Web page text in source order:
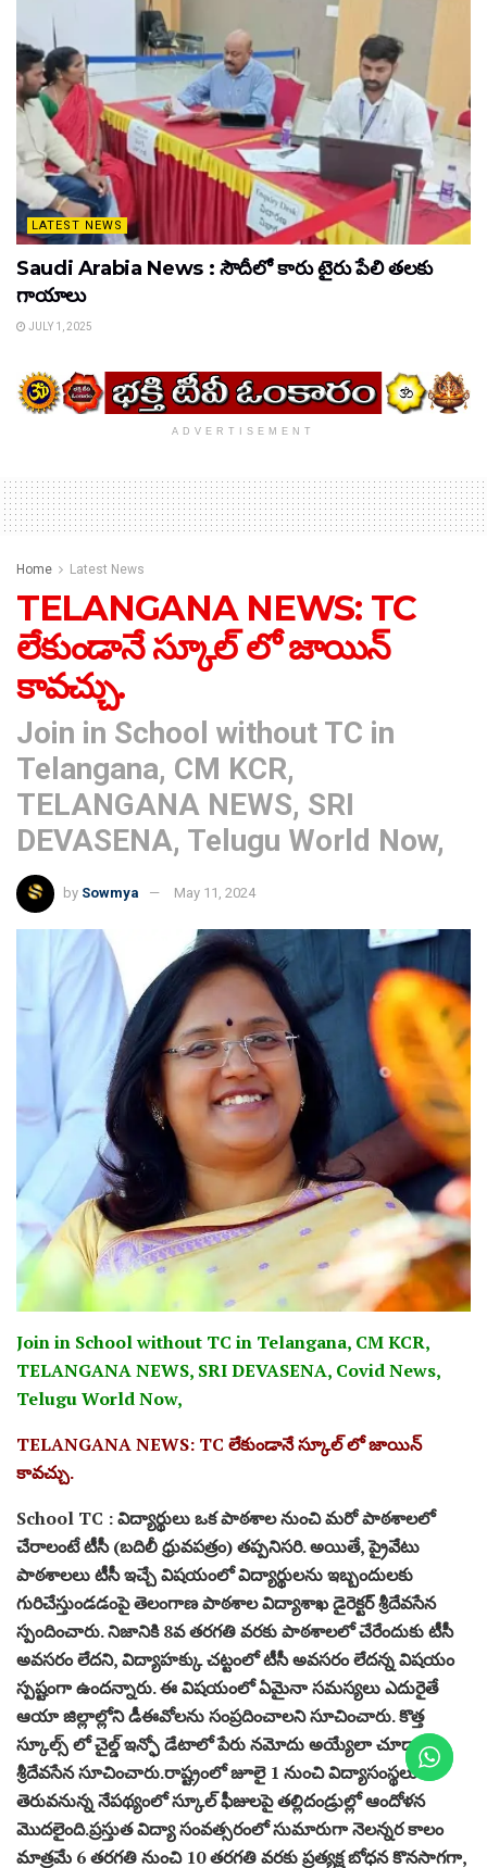
LATEST NEWS
Saudi Arabia News : సౌదీలో కారు టైరు పేలి తలకు
గాయాలు
JULY 1, 2025
ADVERTISEMENT
Home Latest News
TELANGANA NEWS: TC
లేకుండానే స్కూల్ లో జాయిన్
కావచ్చు.
Join in School without TC in
Telangana, CM KCR,
TELANGANA NEWS, SRI
DEVASENA, Telugu World Now,
by Sowmya May 11, 2024
Join in School without TC in Telangana, CM KCR,
TELANGANA NEWS, SRI DEVASENA, Covid News,
Telugu World Now,
TELANGANA NEWS: TC లేకుండానే స్కూల్ లో జాయిన్
కావచ్చు.
School TC : విద్యార్థులు ఒక పాఠశాల నుంచి మరో పాఠశాలలో
చేరాలంటే టీసీ (బదిలీ ధ్రువపత్రం) తప్పనిసరి. అయితే, ప్రైవేటు
పాఠశాలలు టీసీ ఇచ్చే విషయంలో విద్యార్థులను ఇబ్బందులకు
గురిచేస్తుండడంపై తెలంగాణ పాఠశాల విద్యాశాఖ డైరెక్టర్ శ్రీదేవసేన
స్పందించారు. నిజానికి 8వ తరగతి వరకు పాఠశాలలో చేరేందుకు టీసీ
అవసరం లేదని, విద్యాహక్కు చట్టంలో టీసీ అవసరం లేదన్న విషయం
స్పష్టంగా ఉందన్నారు. ఈ విషయంలో ఏమైనా సమస్యలు ఎదురైతే
ఆయా జిల్లాల్లోని డీఈవోలను సంప్రదించాలని సూచించారు. కొత్త
స్కూల్స్ లో చైల్డ్ ఇన్ఫో డేటాలో పేరు నమోదు అయ్యేలా చూడాలని
శ్రీదేవసేన సూచించారు.రాష్ట్రంలో జూలై 1 నుంచి విద్యాసంస్థలు
తెరువనున్న నేపథ్యంలో స్కూల్ ఫీజులపై తల్లిదండ్రుల్లో ఆందోళన
మొదలైంది.ప్రస్తుత విద్యా సంవత్సరంలో సుమారుగా నెలన్నర కాలం
మాత్రమే 6 తరగతి నుంచి 10 తరగతి వరకు ప్రత్యక్ష బోధన కొనసాగగా,